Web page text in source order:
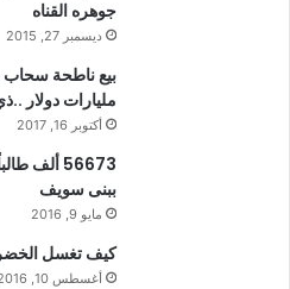
جوهره القناه
ديسمبر 27, 2015
مليارات دولار
أكتوبر 16, 2017
56673 ألف
ببنى سويف
مايو 9, 2016
كيف تغسل
أغسطس 10, 2016